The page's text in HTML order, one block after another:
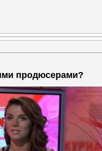
продюсерами?